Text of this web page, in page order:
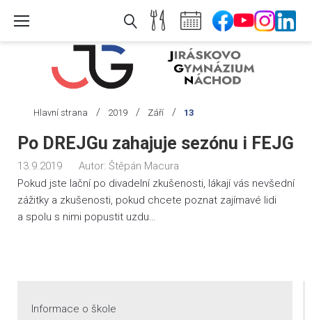
Hlavní strana / 2019 / Září / 13
Den:
13.
9.
2019
Po DREJGu zahajuje sezónu i FEJG
13.9.2019 Autor: Štěpán Macura
Pokud jste lační po divadelní zkušenosti, lákají vás nevšední
zážitky a zkušenosti, pokud chcete poznat zajímavé lidi
a spolu s nimi popustit uzdu…
Informace o škole